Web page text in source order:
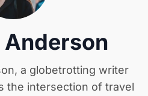
a globetrotting writer
the intersection of travel